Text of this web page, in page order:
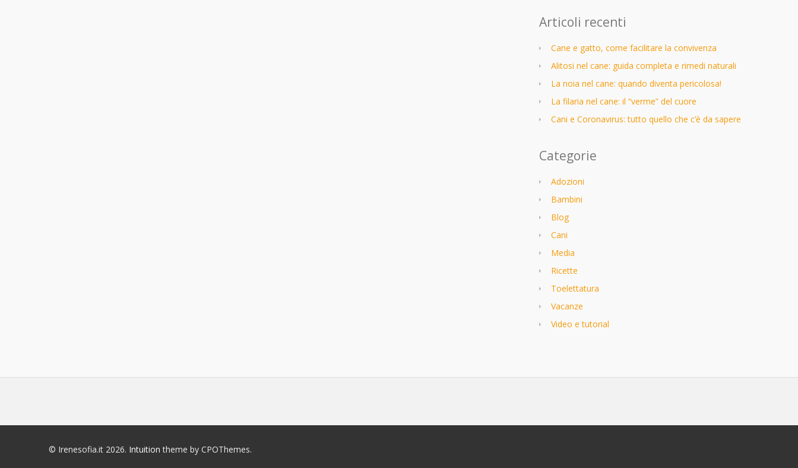
Articoli recenti
Cane e gatto, come facilitare la convivenza
Alitosi nel cane: guida completa e rimedi naturali
La noia nel cane: quando diventa pericolosa!
La filaria nel cane: il “verme” del cuore
Cani e Coronavirus: tutto quello che c’è da sapere
Categorie
Adozioni
Bambini
Blog
Cani
Media
Ricette
Toelettatura
Vacanze
Video e tutorial
© Irenesofia.it 2026. Intuition theme by CPOThemes.